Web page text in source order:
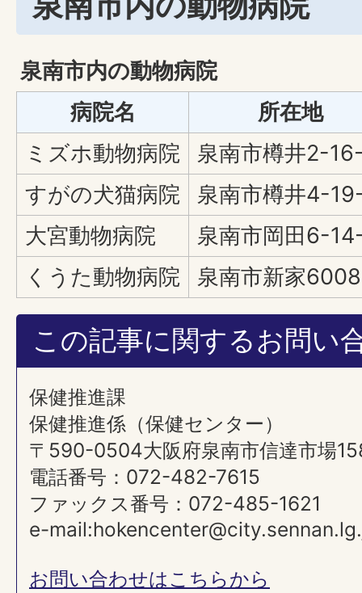
泉南市内の動物病院
病院名
所在地
ミズホ動物病院
泉南市樽井2-
すがの犬猫病院
泉南市樽井4-
大宮動物病院
泉南市岡田6-
くうた動物病院
泉南市新家
この記事に関するお問い
保健推進課
保健推進係（保健センター）
〒590-0504大阪府泉南市信達市場
電話番号：072-482-7615
ファックス番号：072-485-1621
e-
お問い合わせはこちらから